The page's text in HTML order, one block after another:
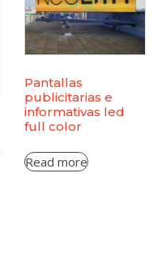
Pantallas
publicitarias e
informativas led
full color
Read more